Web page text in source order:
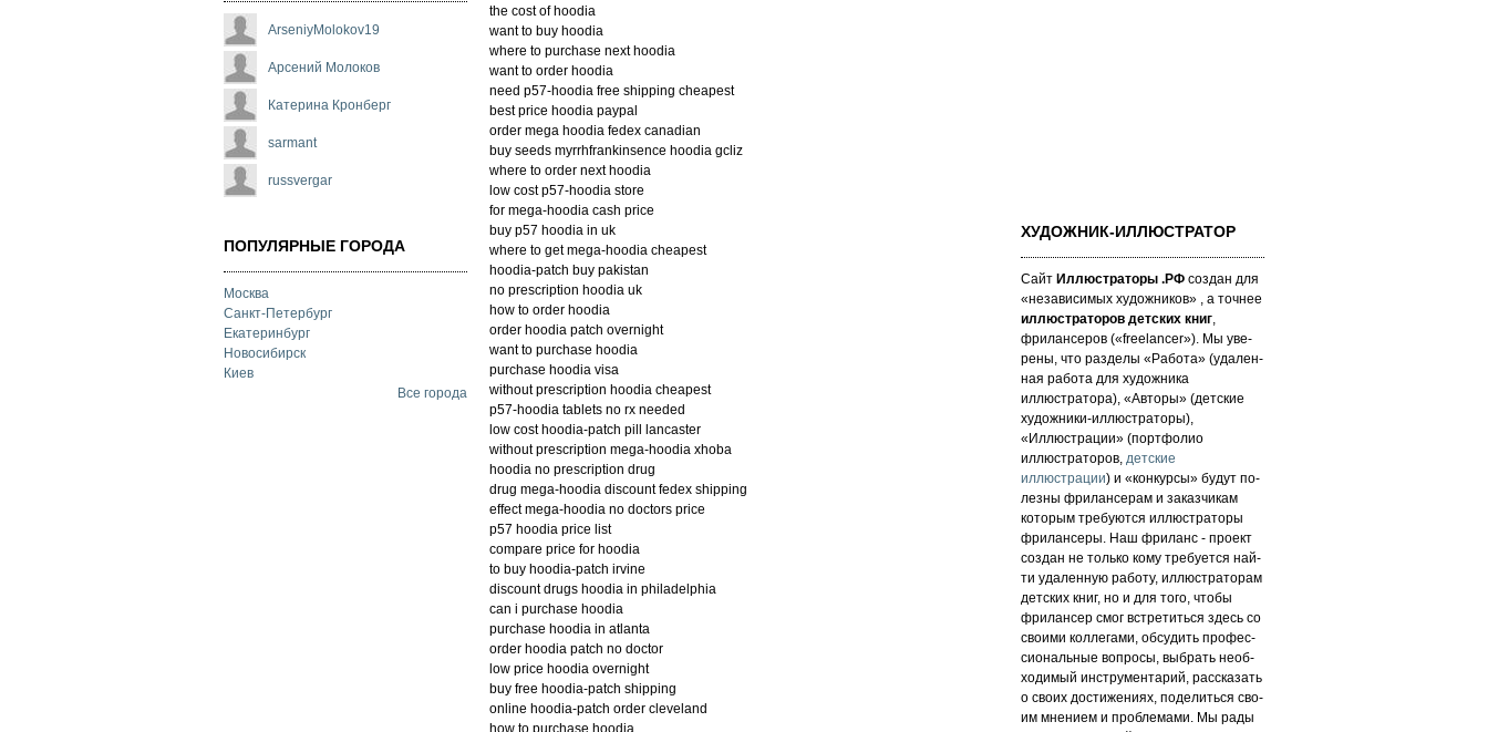
ArseniyMolokov19
Арсений Молоков
Катерина Кронберг
sarmant
russvergar
ПОПУЛЯРНЫЕ ГОРОДА
Москва
Санкт-Петербург
Екатеринбург
Новосибирск
Киев
Все города
the cost of hoodia
want to buy hoodia
where to purchase next hoodia
want to order hoodia
need p57-hoodia free shipping cheapest
best price hoodia paypal
order mega hoodia fedex canadian
buy seeds myrrhfrankinsence hoodia gcliz
where to order next hoodia
low cost p57-hoodia store
for mega-hoodia cash price
buy p57 hoodia in uk
where to get mega-hoodia cheapest
hoodia-patch buy pakistan
no prescription hoodia uk
how to order hoodia
order hoodia patch overnight
want to purchase hoodia
purchase hoodia visa
without prescription hoodia cheapest
p57-hoodia tablets no rx needed
low cost hoodia-patch pill lancaster
without prescription mega-hoodia xhoba
hoodia no prescription drug
drug mega-hoodia discount fedex shipping
effect mega-hoodia no doctors price
p57 hoodia price list
compare price for hoodia
to buy hoodia-patch irvine
discount drugs hoodia in philadelphia
can i purchase hoodia
purchase hoodia in atlanta
order hoodia patch no doctor
low price hoodia overnight
buy free hoodia-patch shipping
online hoodia-patch order cleveland
how to purchase hoodia
ХУДОЖНИК-ИЛЛЮСТРАТОР
Сайт Иллюстраторы .РФ создан для
«не­за­ви­си­мых ху­дож­ни­ков» , а точнее
иллюстраторов детских книг,
фрилансеров («fre­elan­cer»). Мы уве­
ре­ны, что раз­де­лы «Работа» (уда­лен­
ная работа для художника
иллюстратора), «Авторы» (детские
художники-иллюстраторы),
«Иллюстрации» (портфолио
иллюстраторов, детские
иллюстрации) и «кон­кур­сы» бу­дут по­
лез­ны фри­лан­се­рам и за­каз­чи­кам
которым требуются иллюстраторы
фрилансеры. Наш фри­ланс - про­ект
соз­дан не толь­ко кому требуется най­
ти уда­лен­ную ра­бо­ту, иллюстраторам
детских книг, но и для то­го, что­бы
фри­лан­сер смог встре­тить­ся здесь со
сво­ими кол­ле­га­ми, об­су­дить про­фес­
си­ональ­ные воп­ро­сы, выб­рать не­об­
хо­ди­мый инс­тру­мен­та­рий, расс­ка­зать
о сво­их дос­ти­же­ни­ях, по­де­лить­ся сво­
им мнением и проб­ле­ма­ми. Мы рады